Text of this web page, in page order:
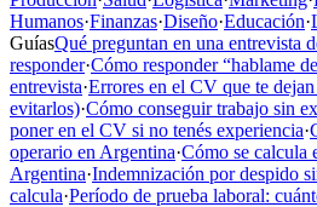
Humanos·Finanzas·Diseño·Educación·
GuíasQué preguntan en una entrevista
responder·Cómo responder “hablame
entrevista·Errores en el CV que te
evitarlos)·Cómo conseguir trabajo sin
poner en el CV si no tenés experiencia·
operario en Argentina·Cómo se calcula
Argentina·Indemnización por despido
calcula·Período de prueba laboral: